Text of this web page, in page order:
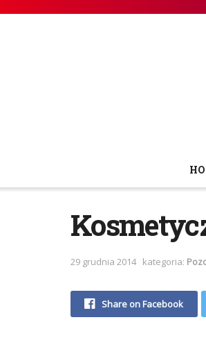
29 grudnia 2014 kategoria:
Share on Facebook